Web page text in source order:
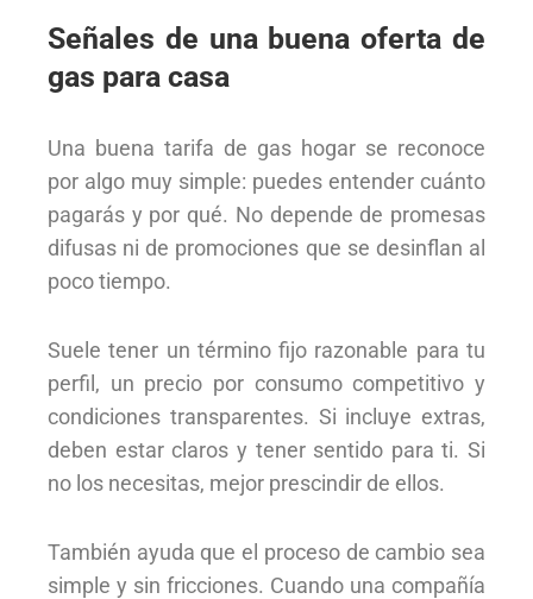
Señales de una buena oferta de
gas para casa
Una buena tarifa de gas hogar se reconoce
por algo muy simple: puedes entender cuánto
pagarás y por qué. No depende de promesas
difusas ni de promociones que se desinflan al
poco tiempo.
Suele tener un término fijo razonable para tu
perfil, un precio por consumo competitivo y
condiciones transparentes. Si incluye extras,
deben estar claros y tener sentido para ti. Si
no los necesitas, mejor prescindir de ellos.
También ayuda que el proceso de cambio sea
simple y sin fricciones. Cuando una compañía